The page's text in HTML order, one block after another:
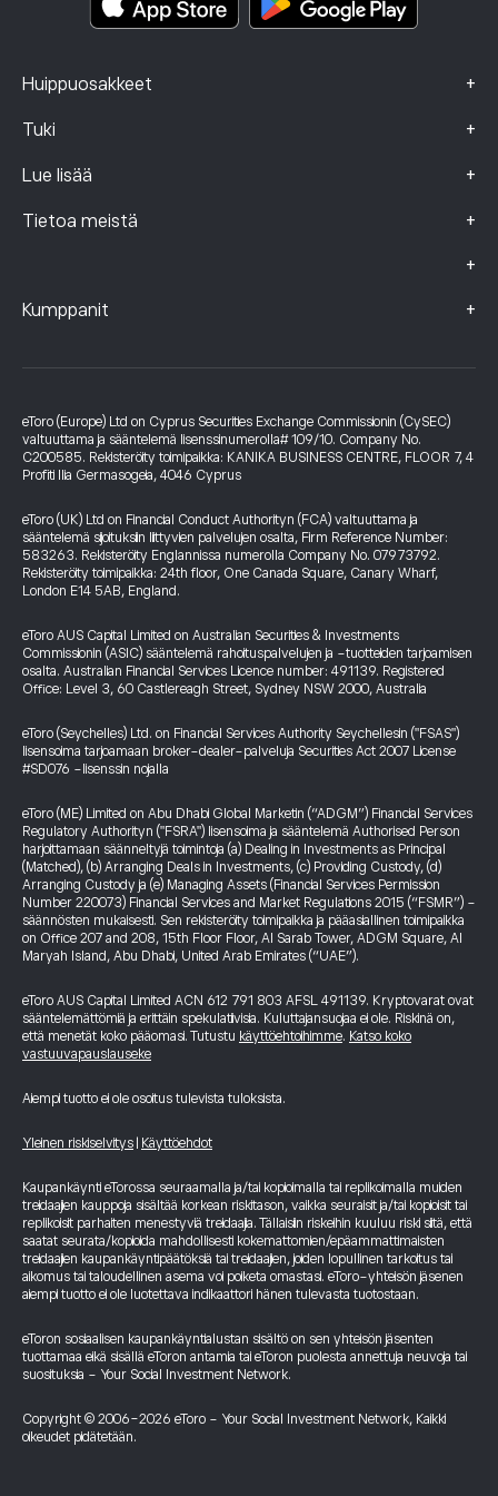
Huippuosakkeet +
Tuki +
Lue lisää +
Tietoa meistä +
+
Kumppanit +
eToro (Europe) Ltd on Cyprus Securities Exchange Commissionin (CySEC)
valtuuttama ja sääntelemä lisenssinumerolla# 109/10. Company No.
C200585. Rekisteröity toimipaikka: KANIKA BUSINESS CENTRE, FLOOR 7, 4
Profiti Ilia Germasogeia, 4046 Cyprus
eToro (UK) Ltd on Financial Conduct Authorityn (FCA) valtuuttama ja
sääntelemä sijoituksiin liittyvien palvelujen osalta, Firm Reference Number:
583263. Rekisteröity Englannissa numerolla Company No. 07973792.
Rekisteröity toimipaikka: 24th floor, One Canada Square, Canary Wharf,
London E14 5AB, England.
eToro AUS Capital Limited on Australian Securities & Investments
Commissionin (ASIC) sääntelemä rahoituspalvelujen ja -tuotteiden tarjoamisen
osalta. Australian Financial Services Licence number: 491139. Registered
Office: Level 3, 60 Castlereagh Street, Sydney NSW 2000, Australia
eToro (Seychelles) Ltd. on Financial Services Authority Seychellesin ("FSAS")
lisensoima tarjoamaan broker-dealer-palveluja Securities Act 2007 License
#SD076 -lisenssin nojalla
eToro (ME) Limited on Abu Dhabi Global Marketin (“ADGM”) Financial Services
Regulatory Authorityn ("FSRA") lisensoima ja sääntelemä Authorised Person
harjoittamaan säänneltyjä toimintoja (a) Dealing in Investments as Principal
(Matched), (b) Arranging Deals in Investments, (c) Providing Custody, (d)
Arranging Custody ja (e) Managing Assets (Financial Services Permission
Number 220073) Financial Services and Market Regulations 2015 (“FSMR”) -
säännösten mukaisesti. Sen rekisteröity toimipaikka ja pääasiallinen toimipaikka
on Office 207 and 208, 15th Floor Floor, Al Sarab Tower, ADGM Square, Al
Maryah Island, Abu Dhabi, United Arab Emirates (“UAE”).
eToro AUS Capital Limited ACN 612 791 803 AFSL 491139. Kryptovarat ovat
sääntelemättömiä ja erittäin spekulatiivisia. Kuluttajansuojaa ei ole. Riskinä on,
että menetät koko pääomasi. Tutustu käyttöehtoihimme. Katso koko
vastuuvapauslauseke
Aiempi tuotto ei ole osoitus tulevista tuloksista.
Yleinen riskiselvitys Käyttöehdot
Kaupankäynti eTorossa seuraamalla ja/tai kopioimalla tai replikoimalla muiden
treidaajien kauppoja sisältää korkean riskitason, vaikka seuraisit ja/tai kopioisit tai
replikoisit parhaiten menestyviä treidaajia. Tällaisiin riskeihin kuuluu riski siitä, että
saatat seurata/kopioida mahdollisesti kokemattomien/epäammattimaisten
treidaajien kaupankäyntipäätöksiä tai treidaajien, joiden lopullinen tarkoitus tai
aikomus tai taloudellinen asema voi poiketa omastasi. eToro-yhteisön jäsenen
aiempi tuotto ei ole luotettava indikaattori hänen tulevasta tuotostaan.
eToron sosiaalisen kaupankäyntialustan sisältö on sen yhteisön jäsenten
tuottamaa eikä sisällä eToron antamia tai eToron puolesta annettuja neuvoja tai
suosituksia - Your Social Investment Network.
Copyright © 2006-2026 eToro - Your Social Investment Network, Kaikki
oikeudet pidätetään.